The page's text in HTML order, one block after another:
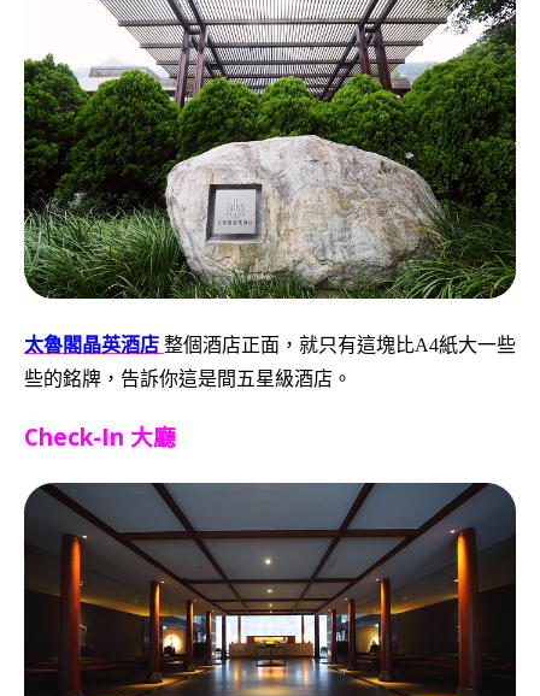
太魯閣晶英酒店 整個酒店正面，就只有這塊比A4紙大一些
些的銘牌，告訴你這是間五星級酒店。
Check-In 大廳